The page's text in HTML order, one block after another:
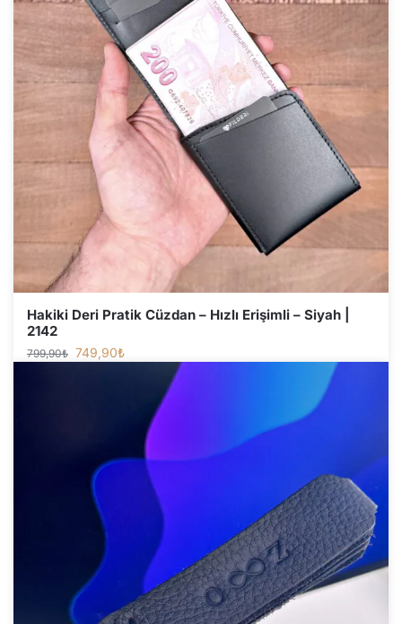
Hakiki Deri Pratik Cüzdan – Hızlı Erişimli – Siyah |
2142
799,90₺ 749,90₺